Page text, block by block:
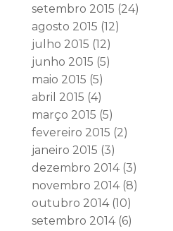
setembro 2015 (24)
agosto 2015 (12)
julho 2015 (12)
junho 2015 (5)
maio 2015 (5)
abril 2015 (4)
março 2015 (5)
fevereiro 2015 (2)
janeiro 2015 (3)
dezembro 2014(3)
novembro 2014(8)
outubro 2014(10)
setembro 2014(6)